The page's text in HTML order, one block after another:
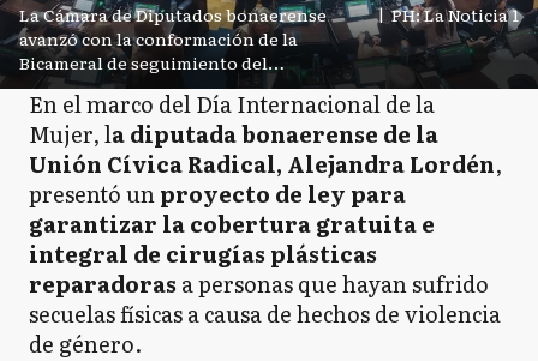
La Cámara de Diputados bonaerense
avanzó con la conformación de la
Bicameral de seguimiento del
endeudamiento provincial.
| PH: La Noticia 1
En el marco del Día Internacional de la
Mujer, la diputada bonaerense de la
Unión Cívica Radical, Alejandra Lordén,
presentó unproyecto de ley para
garantizar la cobertura gratuita e
integral de cirugías plásticas
reparadoras a personas que hayan sufrido
secuelas físicas a causa de hechos de violencia
de género.